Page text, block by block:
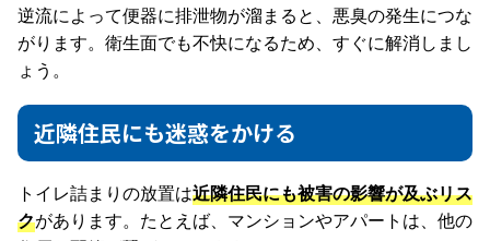
逆流によって便器に排泄物が溜まると、悪臭の発生につな
がります。衛生面でも不快になるため、すぐに解消しまし
ょう。
近隣住民にも迷惑をかける
トイレ詰まりの放置は近隣住民にも被害の影響が及ぶリス
クがあります。たとえば、マンションやアパートは、他の